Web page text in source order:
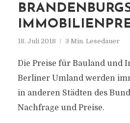
18. Juli 2018 3 Min. Lesedauer
Die Preise für Bauland und
Berliner Umland werden
in anderen Städten des
Nachfrage und Preise.